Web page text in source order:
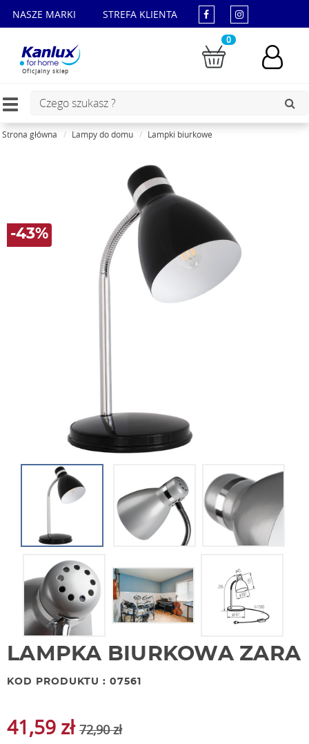
NASZE MARKI STREFA KLIENTA
Oficjalny sklep
0
Toggle
Strona główna Lampy do domu Lampki biurkowe
-43%
LAMPKA BIURKOWA ZARA
KOD PRODUKTU : 07561
41,59 zł 72,90 zł